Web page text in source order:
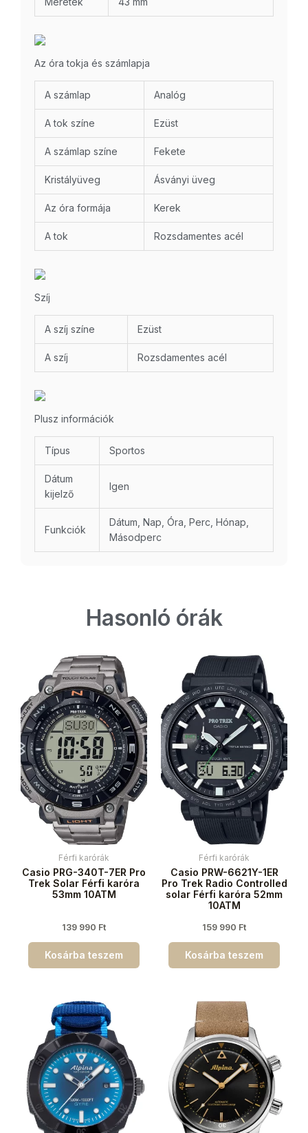
Az óra tokja és számlapja
A számlap Analóg
A tok színe Ezüst
A számlap színe Fekete
Kristályüveg Ásványi üveg
Az óra formája Kerek
A tok Rozsdamentes acél
Szíj
A szíj színe Ezüst
A szíj Rozsdamentes acél
Plusz információk
Típus Sportos
Dátum
kijelző
Igen
Funkciók
Dátum, Nap, Óra, Perc, Hónap,
Másodperc
Hasonló órák
Férfi karórák
Casio PRG-340T-7ER Pro
Trek Solar Férfi karóra
53mm 10ATM
139 990 Ft
Kosárba teszem
Férfi karórák
Casio PRW-6621Y-1ER
Pro Trek Radio Controlled
solar Férfi karóra 52mm
10ATM
159 990 Ft
Kosárba teszem